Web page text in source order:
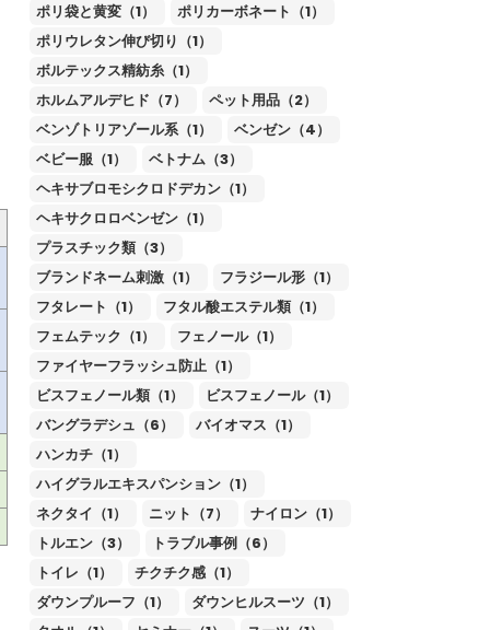
ポリ袋と黄変（1）
ポリカーボネート（1）
ポリウレタン伸び切り（1）
ボルテックス精紡糸（1）
ホルムアルデヒド（7）
ペット用品（2）
ベンゾトリアゾール系（1）
ベンゼン（4）
ベビー服（1）
ベトナム（3）
ヘキサブロモシクロドデカン（1）
ヘキサクロロベンゼン（1）
プラスチック類（3）
ブランドネーム刺激（1）
フラジール形（1）
フタレート（1）
フタル酸エステル類（1）
フェムテック（1）
フェノール（1）
ファイヤーフラッシュ防止（1）
ビスフェノール類（1）
ビスフェノール（1）
バングラデシュ（6）
バイオマス（1）
ハンカチ（1）
ハイグラルエキスパンション（1）
ネクタイ（1）
ニット（7）
ナイロン（1）
トルエン（3）
トラブル事例（6）
トイレ（1）
チクチク感（1）
ダウンプルーフ（1）
ダウンヒルスーツ（1）